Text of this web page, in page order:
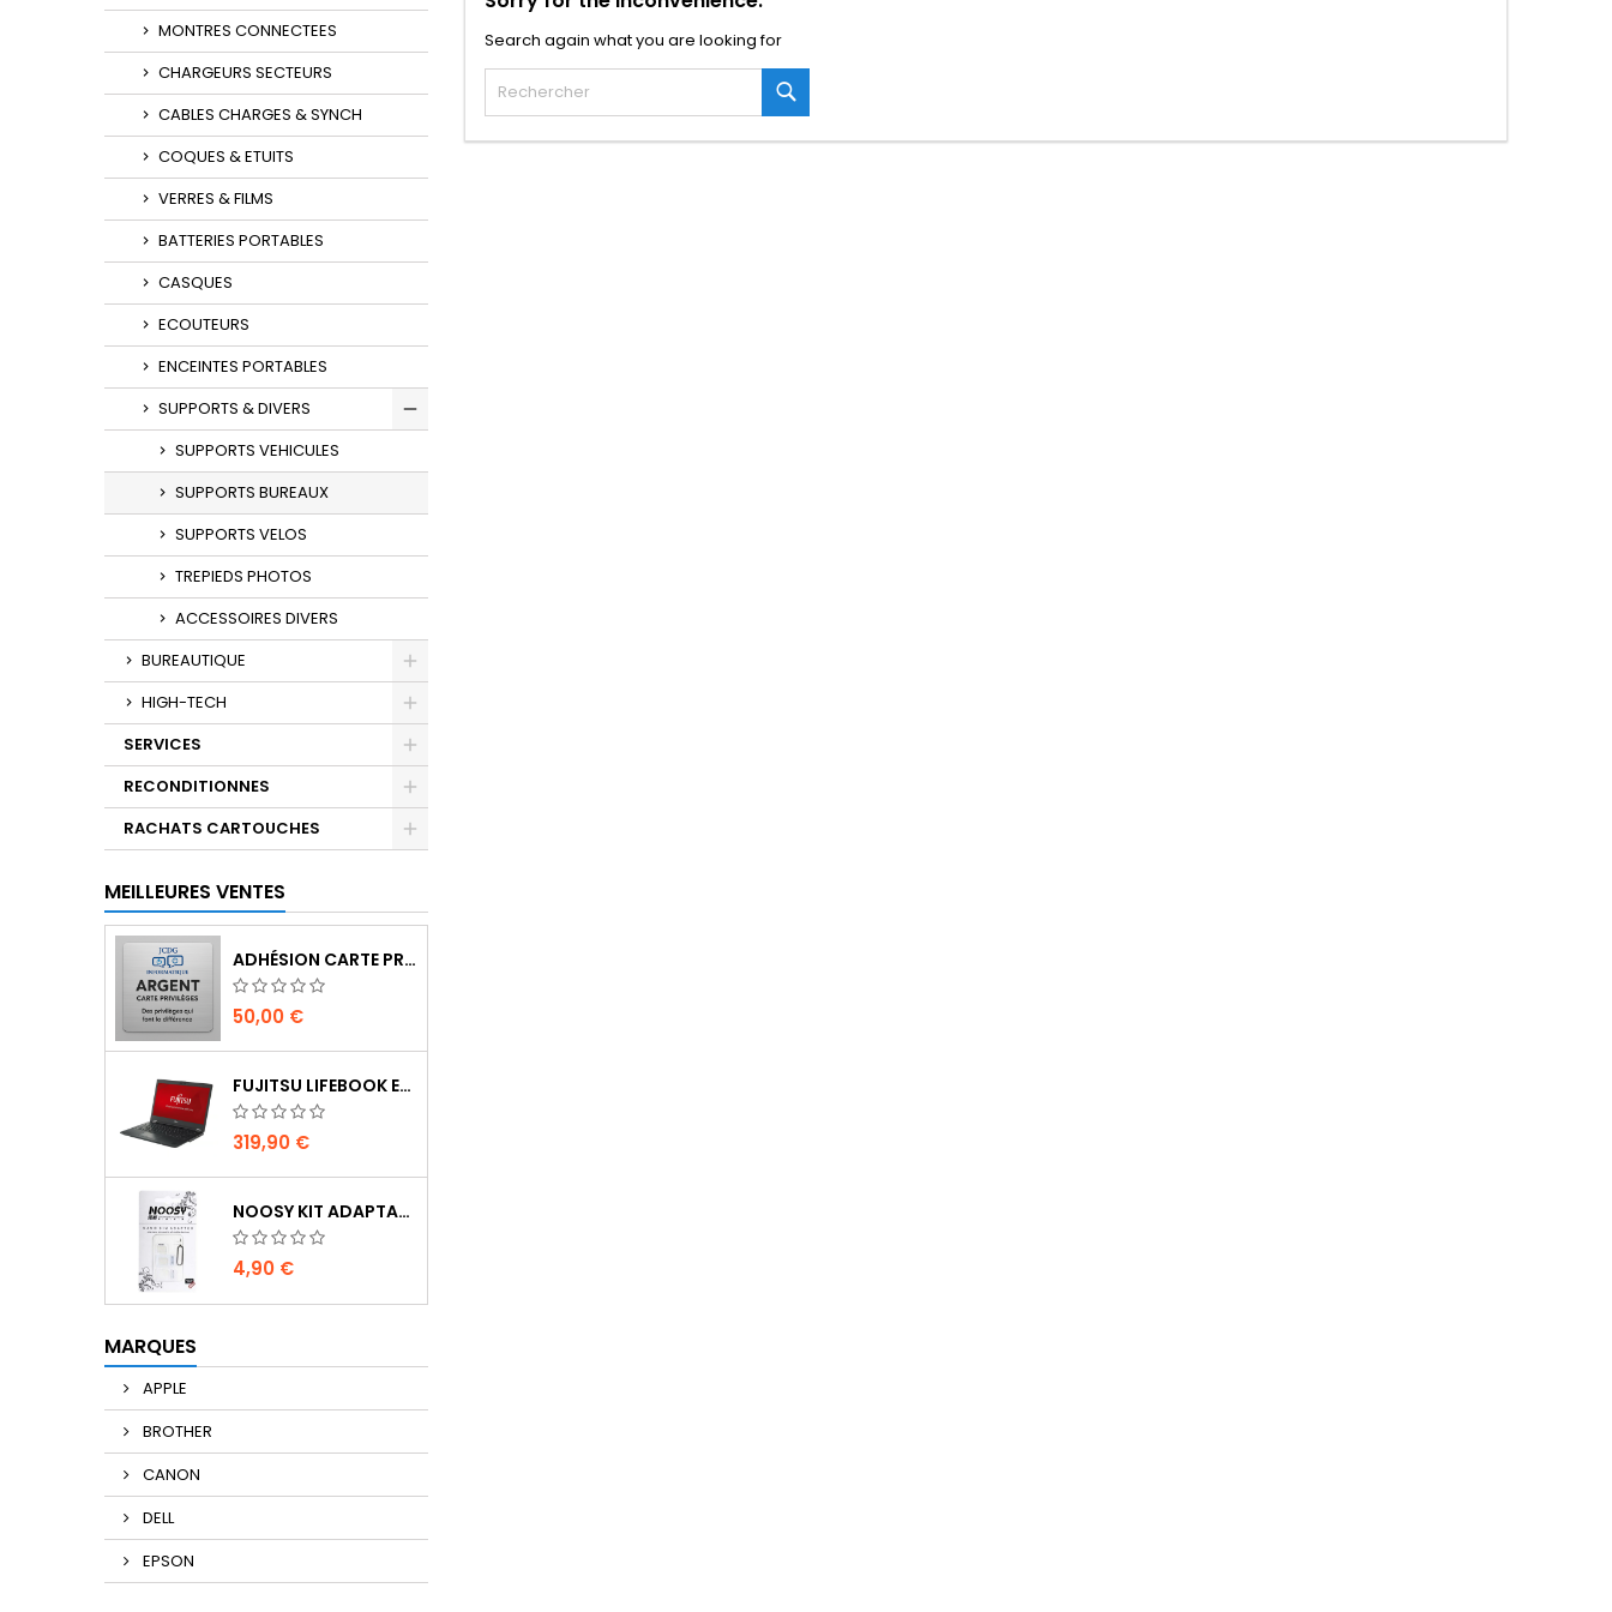
MONTRES CONNECTEES
CHARGEURS SECTEURS
CABLES CHARGES & SYNCH
COQUES & ETUITS
VERRES & FILMS
BATTERIES PORTABLES
CASQUES
ECOUTEURS
ENCEINTES PORTABLES
SUPPORTS & DIVERS
SUPPORTS VEHICULES
SUPPORTS BUREAUX
SUPPORTS VELOS
TREPIEDS PHOTOS
ACCESSOIRES DIVERS
BUREAUTIQUE
HIGH-TECH
SERVICES
RECONDITIONNES
RACHATS CARTOUCHES
MEILLEURES VENTES
ADHÉSION CARTE PRIVILÈGES | 12 MOIS (INSCRIPTION TIRAGE AU SORT DE BIENVENUE)
50,00 €
FUJITSU LIFEBOOK E5510 | 15.6" | I3 10ÈME GEN | SSD 256 GO | 8 GO | NOIR | WIN11 PRO | RECONDITIONNÉ GRADE AB
319,90 €
NOOSY KIT ADAPTATEUR SIM
4,90 €
MARQUES
APPLE
BROTHER
CANON
DELL
EPSON
Search again what you are looking for